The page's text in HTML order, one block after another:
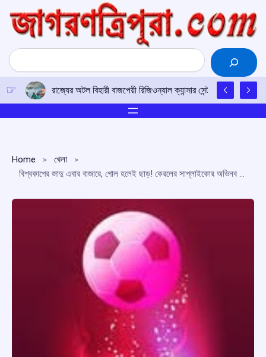
content
Search
চাকমা ভাষার উন্নয়নে সকলকে এগিয়ে আসার আহ্বান
Home
খেলা
বিশ্বকাপের জাদু এবার বাজারে, গোল হলেই ছাড়! কেরলের সাপ্লাইকোর অভিনব ‘সকার ইলেভেন’ প্রকল্প